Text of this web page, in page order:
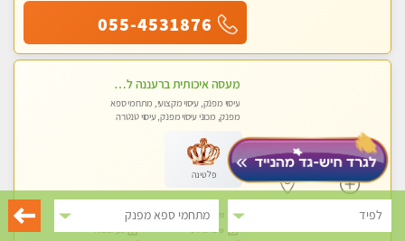
לפיד מתחמי ספא מפנק
055-4531876
לפרטים
נוספים
עיסוי במרכז
מעסה איכותית ברעננה למאסז מקצועי ומפנק לכל שרירי הגוף
עיסוי מפנק, עיסוי מקצועי, מתחמי ספא
מפנק, מכוני עיסוי מפנק, עיסוי טנטרה
פלטינה
מקלחת
עיסוי מרגיע